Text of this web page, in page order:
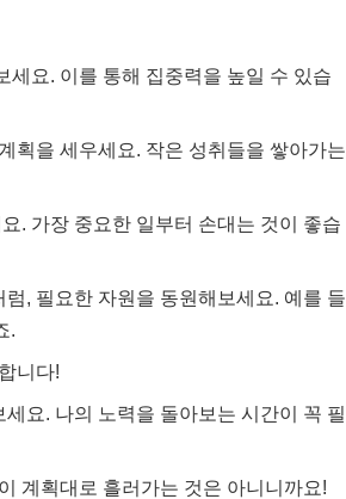
요. 이를 통해 집중력을 높일 수 있습
획을 세우세요. 작은 성취들을 쌓아가는
. 가장 중요한 일부터 손대는 것이 좋습
, 필요한 자원을 동원해보세요. 예를 들
.
니다!
요. 나의 노력을 돌아보는 시간이 꼭 필
계획대로 흘러가는 것은 아니니까요!